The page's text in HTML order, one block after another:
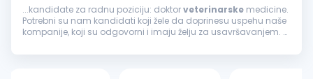
...kandidate za radnu poziciju: doktorveterinarske medicine.
Potrebni su nam kandidati koji žele da doprinesu uspehu naše
kompanije, koji su odgovorni i imaju želju za usavršavanjem.